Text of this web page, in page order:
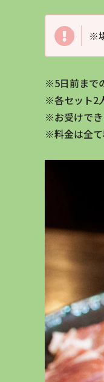
※
※5日前まで
※各セット2
※お受けでき
※料金は全て